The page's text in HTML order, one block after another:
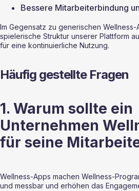
Bessere Mitarbeiterbindung
Im Gegensatz zu generischen
spielerische Struktur unserer Plattform
für eine kontinuierliche Nutzung.
Häufig gestellte Fragen
1. Warum sollte ein
Unternehmen
für seine
Wellness-Apps machen Wellness-
und messbar und erhöhen das